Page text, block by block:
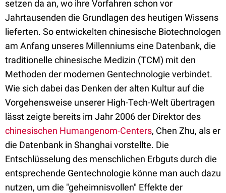
setzen da an, wo ihre Vorfahren schon vor
Jahrtausenden die Grundlagen des heutigen Wissens
lieferten. So entwickelten chinesische Biotechnologen
am Anfang unseres Millenniums eine Datenbank, die
traditionelle chinesische Medizin (TCM) mit den
Methoden der modernen Gentechnologie verbindet.
Wie sich dabei das Denken der alten Kultur auf die
Vorgehensweise unserer High-Tech-Welt übertragen
lässt zeigte bereits im Jahr 2006 der Direktor des
chinesischen Humangenom-Centers, Chen Zhu, als er
die Datenbank in Shanghai vorstellte. Die
Entschlüsselung des menschlichen Erbguts durch die
entsprechende Gentechnologie könne man auch dazu
nutzen, um die "geheimnisvollen" Effekte der